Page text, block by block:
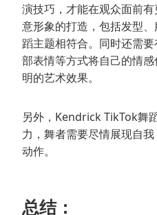
演技巧，才能在观众面前
意形象的打造，包括发型
蹈主题相符合。同时还需
部表情等方式将自己的情
明的艺术效果。
另外，Kendrick TikTok舞
力，舞者需要尽情展现自
动作。
总结：